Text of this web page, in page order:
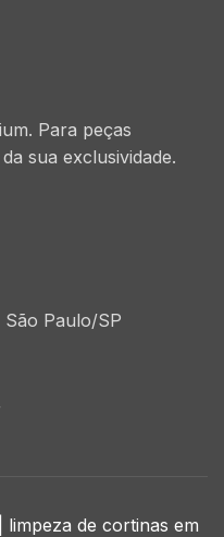
Para peças
sua exclusividade.
Paulo/SP
de cortinas em